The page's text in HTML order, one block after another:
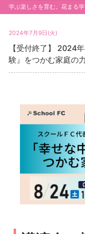
学ぶ楽しさを育む。花まる
2024年7月9日(火)
【受付終了】 2024
験』をつかむ家庭の